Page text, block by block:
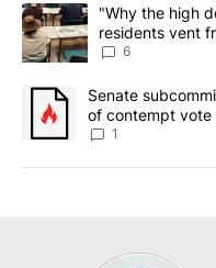
A trending article titled
"Why the high
residents vent
utilities
6
A trending article titled
Senate
of contempt vote
1